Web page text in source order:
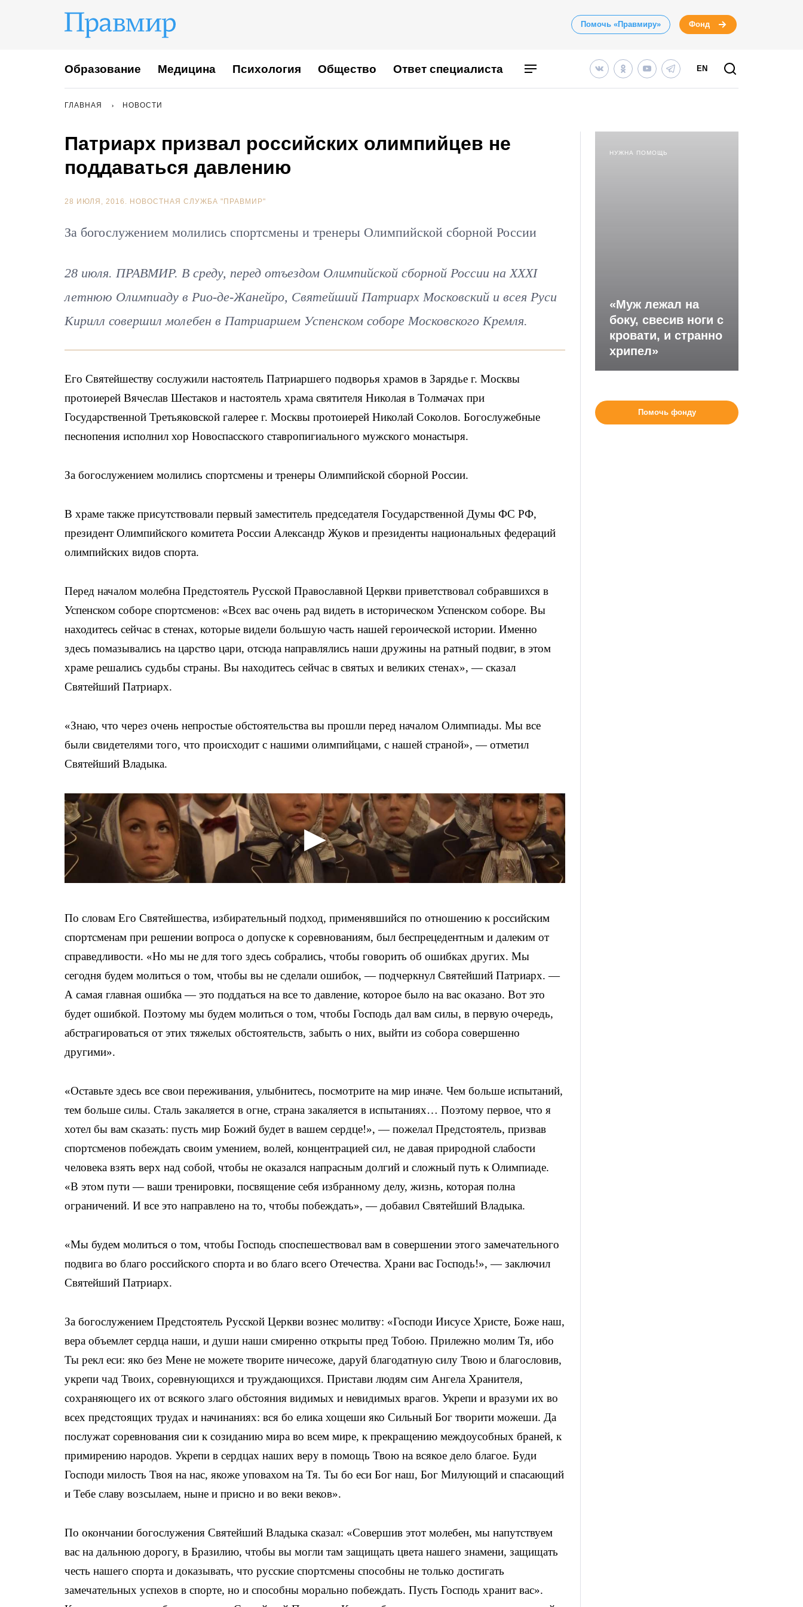
Помочь «Правмиру» Фонд
Образование Медицина Психология Общество Ответ специалиста EN
ГЛАВНАЯ НОВОСТИ
Патриарх призвал российских олимпийцев не
поддаваться давлению
28 ИЮЛЯ, 2016. НОВОСТНАЯ СЛУЖБА "ПРАВМИР"
За богослужением молились спортсмены и тренеры Олимпийской сборной России
28 июля. ПРАВМИР. В среду, перед отъездом Олимпийской сборной России на XXXI
летнюю Олимпиаду в Рио-де-Жанейро, Святейший Патриарх Московский и всея Руси
Кирилл совершил молебен в Патриаршем Успенском соборе Московского Кремля.
Его Святейшеству сослужили настоятель Патриаршего подворья храмов в Зарядье г. Москвы
протоиерей Вячеслав Шестаков и настоятель храма святителя Николая в Толмачах при
Государственной Третьяковской галерее г. Москвы протоиерей Николай Соколов. Богослужебные
песнопения исполнил хор Новоспасского ставропигиального мужского монастыря.
За богослужением молились спортсмены и тренеры Олимпийской сборной России.
В храме также присутствовали первый заместитель председателя Государственной Думы ФС РФ,
президент Олимпийского комитета России Александр Жуков и президенты национальных федераций
олимпийских видов спорта.
Перед началом молебна Предстоятель Русской Православной Церкви приветствовал собравшихся в
Успенском соборе спортсменов: «Всех вас очень рад видеть в историческом Успенском соборе. Вы
находитесь сейчас в стенах, которые видели большую часть нашей героической истории. Именно
здесь помазывались на царство цари, отсюда направлялись наши дружины на ратный подвиг, в этом
храме решались судьбы страны. Вы находитесь сейчас в святых и великих стенах», — сказал
Святейший Патриарх.
«Знаю, что через очень непростые обстоятельства вы прошли перед началом Олимпиады. Мы все
были свидетелями того, что происходит с нашими олимпийцами, с нашей страной», — отметил
Святейший Владыка.
По словам Его Святейшества, избирательный подход, применявшийся по отношению к российским
спортсменам при решении вопроса о допуске к соревнованиям, был беспрецедентным и далеким от
справедливости. «Но мы не для того здесь собрались, чтобы говорить об ошибках других. Мы
сегодня будем молиться о том, чтобы вы не сделали ошибок, — подчеркнул Святейший Патриарх. —
А самая главная ошибка — это поддаться на все то давление, которое было на вас оказано. Вот это
будет ошибкой. Поэтому мы будем молиться о том, чтобы Господь дал вам силы, в первую очередь,
абстрагироваться от этих тяжелых обстоятельств, забыть о них, выйти из собора совершенно
другими».
«Оставьте здесь все свои переживания, улыбнитесь, посмотрите на мир иначе. Чем больше испытаний,
тем больше силы. Сталь закаляется в огне, страна закаляется в испытаниях… Поэтому первое, что я
хотел бы вам сказать: пусть мир Божий будет в вашем сердце!», — пожелал Предстоятель, призвав
спортсменов побеждать своим умением, волей, концентрацией сил, не давая природной слабости
человека взять верх над собой, чтобы не оказался напрасным долгий и сложный путь к Олимпиаде.
«В этом пути — ваши тренировки, посвящение себя избранному делу, жизнь, которая полна
ограничений. И все это направлено на то, чтобы побеждать», — добавил Святейший Владыка.
«Мы будем молиться о том, чтобы Господь споспешествовал вам в совершении этого замечательного
подвига во благо российского спорта и во благо всего Отечества. Храни вас Господь!», — заключил
Святейший Патриарх.
За богослужением Предстоятель Русской Церкви вознес молитву: «Господи Иисусе Христе, Боже наш,
вера объемлет сердца наши, и души наши смиренно открыты пред Тобою. Прилежно молим Тя, ибо
Ты рекл еси: яко без Мене не можете творите ничесоже, даруй благодатную силу Твою и благословив,
укрепи чад Твоих, соревнующихся и труждающихся. Пристави людям сим Ангела Хранителя,
сохраняющего их от всякого злаго обстояния видимых и невидимых врагов. Укрепи и вразуми их во
всех предстоящих трудах и начинаниях: вся бо елика хощеши яко Сильный Бог творити можеши. Да
послужат соревнования сии к созиданию мира во всем мире, к прекращению междоусобных браней, к
примирению народов. Укрепи в сердцах наших веру в помощь Твою на всякое дело благое. Буди
Господи милость Твоя на нас, якоже уповахом на Тя. Ты бо еси Бог наш, Бог Милующий и спасающий
и Тебе славу возсылаем, ныне и присно и во веки веков».
По окончании богослужения Святейший Владыка сказал: «Совершив этот молебен, мы напутствуем
вас на дальнюю дорогу, в Бразилию, чтобы вы могли там защищать цвета нашего знамени, защищать
честь нашего спорта и доказывать, что русские спортсмены способны не только достигать
замечательных успехов в спорте, но и способны морально побеждать. Пусть Господь хранит вас».
НУЖНА ПОМОЩЬ
«Муж лежал на
боку, свесив ноги с
кровати, и странно
хрипел»
Помочь фонду